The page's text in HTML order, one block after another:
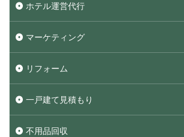
ホテル運営代行
マーケティング
リフォーム
一戸建て見積もり
不用品回収